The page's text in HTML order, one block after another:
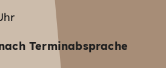
Terminabsprache